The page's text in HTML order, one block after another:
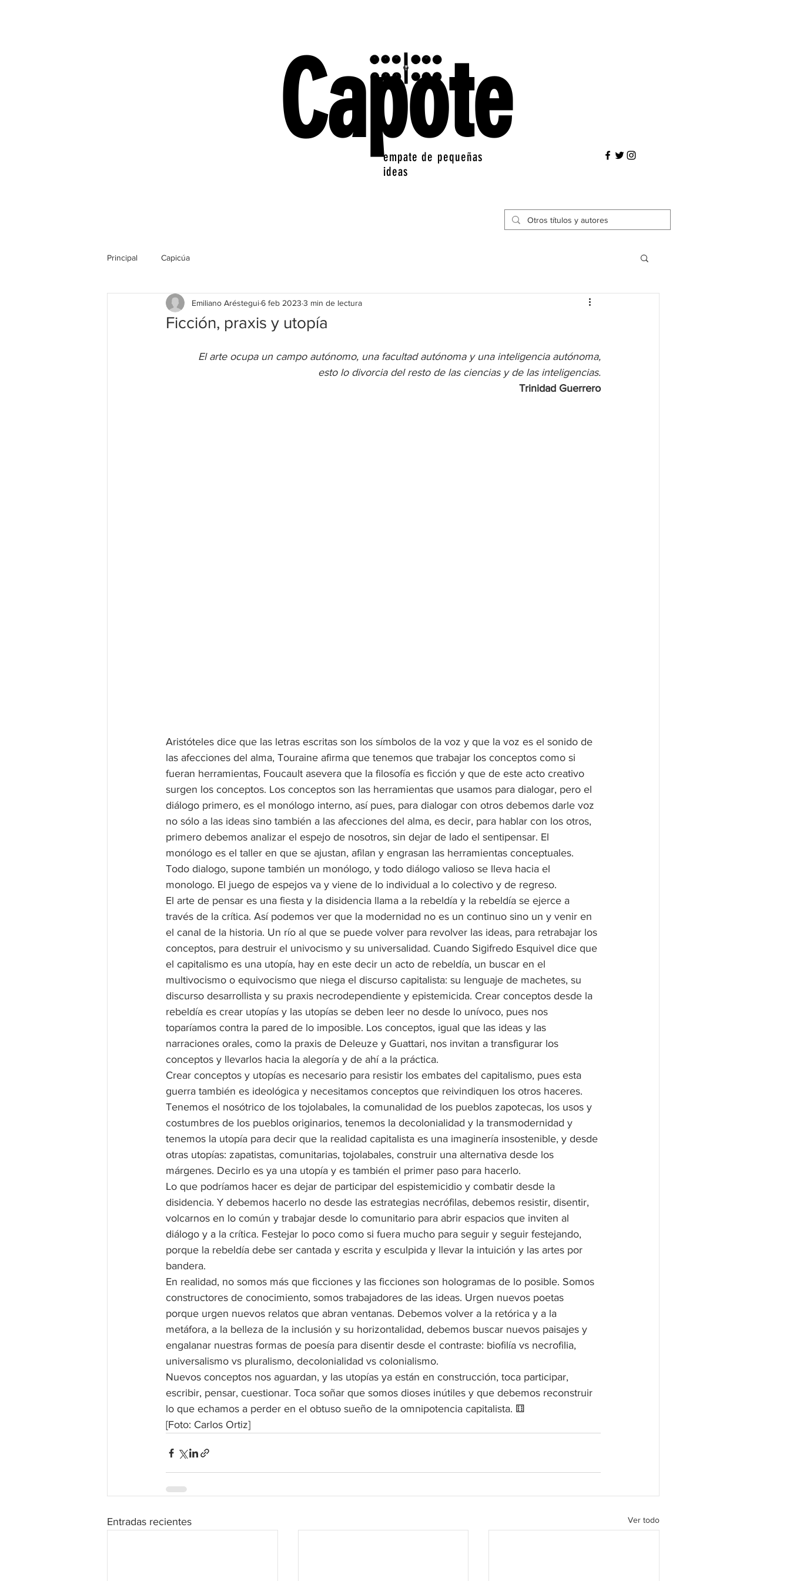
Capote
empate de pequeñas
ideas
Principal Capicúa
Ficción, praxis y utopía
Emiliano Aréstegui6 feb 2023 3 min de lectura
El arte ocupa un campo autónomo, una facultad autónoma y una inteligencia autónoma,
esto lo divorcia del resto de las ciencias y de las inteligencias.
Trinidad Guerrero
Aristóteles dice que las letras escritas son los símbolos de la voz y que la voz es el sonido de
las afecciones del alma, Touraine afirma que tenemos que trabajar los conceptos como si
fueran herramientas, Foucault asevera que la filosofía es ficción y que de este acto creativo
surgen los conceptos. Los conceptos son las herramientas que usamos para dialogar, pero el
diálogo primero, es el monólogo interno, así pues, para dialogar con otros debemos darle voz
no sólo a las ideas sino también a las afecciones del alma, es decir, para hablar con los otros,
primero debemos analizar el espejo de nosotros, sin dejar de lado el sentipensar. El
monólogo es el taller en que se ajustan, afilan y engrasan las herramientas conceptuales.
Todo dialogo, supone también un monólogo, y todo diálogo valioso se lleva hacia el
monologo. El juego de espejos va y viene de lo individual a lo colectivo y de regreso.
El arte de pensar es una fiesta y la disidencia llama a la rebeldía y la rebeldía se ejerce a
través de la crítica. Así podemos ver que la modernidad no es un continuo sino un y venir en
el canal de la historia. Un río al que se puede volver para revolver las ideas, para retrabajar los
conceptos, para destruir el univocismo y su universalidad. Cuando Sigifredo Esquivel dice que
el capitalismo es una utopía, hay en este decir un acto de rebeldía, un buscar en el
multivocismo o equivocismo que niega el discurso capitalista: su lenguaje de machetes, su
discurso desarrollista y su praxis necrodependiente y epistemicida. Crear conceptos desde la
rebeldía es crear utopías y las utopías se deben leer no desde lo unívoco, pues nos
toparíamos contra la pared de lo imposible. Los conceptos, igual que las ideas y las
narraciones orales, como la praxis de Deleuze y Guattari, nos invitan a transfigurar los
conceptos y llevarlos hacia la alegoría y de ahí a la práctica.
Crear conceptos y utopías es necesario para resistir los embates del capitalismo, pues esta
guerra también es ideológica y necesitamos conceptos que reivindiquen los otros haceres.
Tenemos el nosótrico de los tojolabales, la comunalidad de los pueblos zapotecas, los usos y
costumbres de los pueblos originarios, tenemos la decolonialidad y la transmodernidad y
tenemos la utopía para decir que la realidad capitalista es una imaginería insostenible, y desde
otras utopías: zapatistas, comunitarias, tojolabales, construir una alternativa desde los
márgenes. Decirlo es ya una utopía y es también el primer paso para hacerlo.
Lo que podríamos hacer es dejar de participar del espistemicidio y combatir desde la
disidencia. Y debemos hacerlo no desde las estrategias necrófilas, debemos resistir, disentir,
volcarnos en lo común y trabajar desde lo comunitario para abrir espacios que inviten al
diálogo y a la crítica. Festejar lo poco como si fuera mucho para seguir y seguir festejando,
porque la rebeldía debe ser cantada y escrita y esculpida y llevar la intuición y las artes por
bandera.
En realidad, no somos más que ficciones y las ficciones son hologramas de lo posible. Somos
constructores de conocimiento, somos trabajadores de las ideas. Urgen nuevos poetas
porque urgen nuevos relatos que abran ventanas. Debemos volver a la retórica y a la
metáfora, a la belleza de la inclusión y su horizontalidad, debemos buscar nuevos paisajes y
engalanar nuestras formas de poesía para disentir desde el contraste: biofilía vs necrofilia,
universalismo vs pluralismo, decolonialidad vs colonialismo.
Nuevos conceptos nos aguardan, y las utopías ya están en construcción, toca participar,
escribir, pensar, cuestionar. Toca soñar que somos dioses inútiles y que debemos reconstruir
lo que echamos a perder en el obtuso sueño de la omnipotencia capitalista. ⚅
[Foto: Carlos Ortiz]
Entradas recientes Ver todo